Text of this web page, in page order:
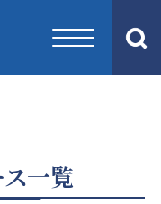
一覧